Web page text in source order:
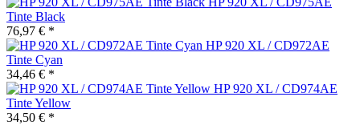
Tinte Black
76,97 € *
HP 920 XL / CD972AE
Tinte Cyan
34,46 € *
HP 920 XL / CD974AE
Tinte Yellow
34,50 € *